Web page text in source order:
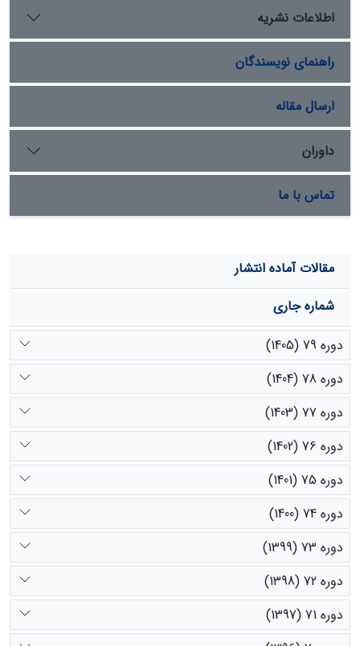
اختلاف معنی داری بین رطوبت عمق های مختلف ماسه مالچ
پاشی شده نسبت به تیمار شاهد وجود داشت و در بین سه
عمق اول، دوم و سوم، عمق اول بیشترین افزایش نگهداشت
رطوبت را نسبت به شاهد داشت.
اطلاعات نشریه
راهنمای نویسندگان
ارسال مقاله
داوران
تماس با ما
مقالات آماده انتشار
شماره جاری
دوره 79 (1405)
دوره 78 (1404)
دوره 77 (1403)
دوره 76 (1402)
دوره 75 (1401)
دوره 74 (1400)
دوره 73 (1399)
دوره 72 (1398)
دوره 71 (1397)